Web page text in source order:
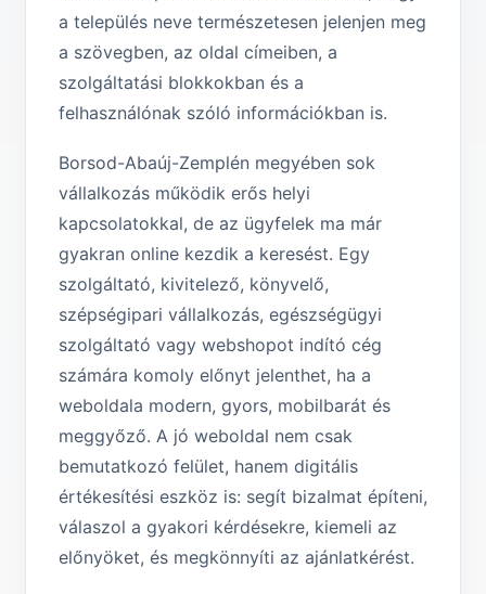
a település neve természetesen jelenjen meg
a szövegben, az oldal címeiben, a
szolgáltatási blokkokban és a
felhasználónak szóló információkban is.
Borsod-Abaúj-Zemplén megyében sok
vállalkozás működik erős helyi
kapcsolatokkal, de az ügyfelek ma már
gyakran online kezdik a keresést. Egy
szolgáltató, kivitelező, könyvelő,
szépségipari vállalkozás, egészségügyi
szolgáltató vagy webshopot indító cég
számára komoly előnyt jelenthet, ha a
weboldala modern, gyors, mobilbarát és
meggyőző. A jó weboldal nem csak
bemutatkozó felület, hanem digitális
értékesítési eszköz is: segít bizalmat építeni,
válaszol a gyakori kérdésekre, kiemeli az
előnyöket, és megkönnyíti az ajánlatkérést.